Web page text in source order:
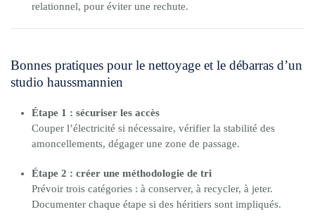
relationnel, pour éviter une rechute.
Bonnes pratiques pour le nettoyage et le débarras d’un
studio haussmannien
Étape 1 : sécuriser les accès
Couper l’électricité si nécessaire, vérifier la stabilité des
amoncellements, dégager une zone de passage.
Étape 2 : créer une méthodologie de tri
Prévoir trois catégories : à conserver, à recycler, à jeter.
Documenter chaque étape si des héritiers sont impliqués.